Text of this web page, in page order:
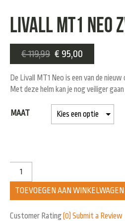
Livall MT1 Neo
€119,99 € 95,00
De Livall MT1 Neo is een van de
Met deze helm kan je nog veiliger
MAAT
TOEVOEGEN AAN WINKELWAGEN
Customer Rating(0) Submit a Review